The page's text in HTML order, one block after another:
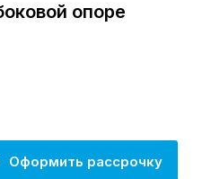
опоре
Оформить рассрочку